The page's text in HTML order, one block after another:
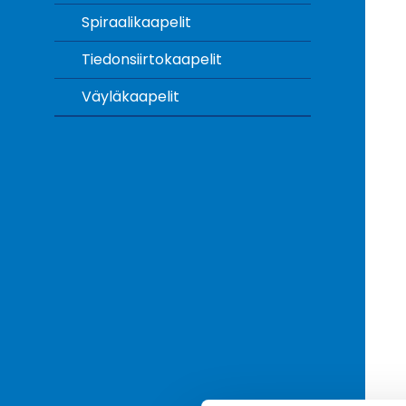
Spiraalikaapelit
Tiedonsiirtokaapelit
Väyläkaapelit